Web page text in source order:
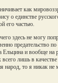
как
о единстве
его частью.
здесь не могу
предательство
и вообще на
лишь в качестве
то я никак не